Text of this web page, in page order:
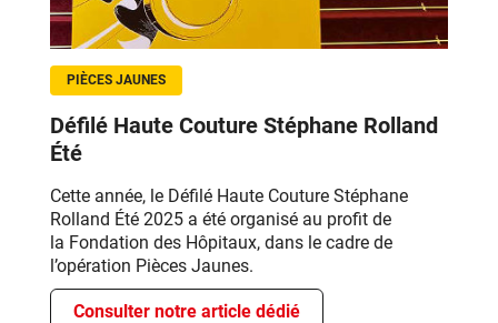
PIÈCES JAUNES
Défilé Haute Couture Stéphane Rolland
Été
Cette année, le Défilé Haute Couture Stéphane
Rolland Été 2025 a été organisé au profit de
la Fondation des Hôpitaux, dans le cadre de
l’opération Pièces Jaunes.
Consulter notre article dédié